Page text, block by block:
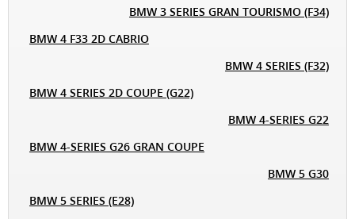
BMW 3 SERIES GRAN TOURISMO (F34)
BMW 4 F33 2D CABRIO
BMW 4 SERIES (F32)
BMW 4 SERIES 2D COUPE (G22)
BMW 4-SERIES G22
BMW 4-SERIES G26 GRAN COUPE
BMW 5 G30
BMW 5 SERIES (E28)